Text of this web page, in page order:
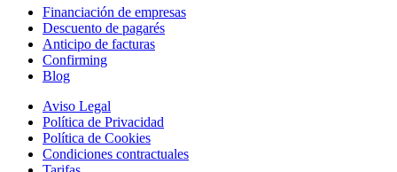
Financiación de empresas
Descuento de pagarés
Anticipo de facturas
Confirming
Blog
Aviso Legal
Política de Privacidad
Política de Cookies
Condiciones contractuales